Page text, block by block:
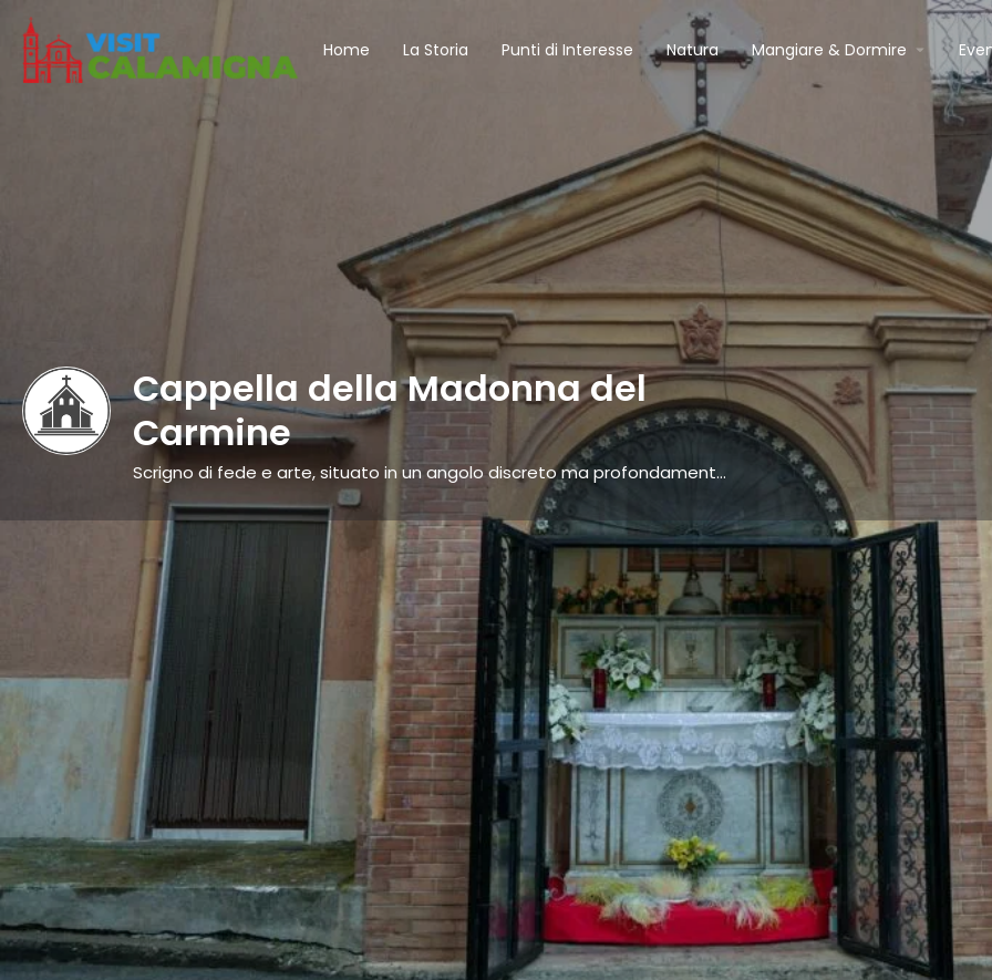
Home La Storia Punti di Interesse Natura Mangiare & Dormire
Cappella della Madonna del
Carmine
Scrigno di fede e arte, situato in un angolo discreto ma profondamente caro agli abitanti
DESCRIZIONE
Benvenuti alla Cappella della Madonna del Carmine ,scrigno di fede e
arte
un angolo discreto ma profondamente caroagli abitanti
di Ventimiglia di Sicilia. Sebbene di dimensioni modeste, questa cappella è
cuore pulsante delle celebrazioni dedicate alla Madonna del Carmelo,
ancora oggi vissute con intensa partecipazione dalla comunità locale.
Edificata nella prima metà del Novecento , la cappella custodisce
un’opera d’arte di grande valore devozionale e artistico
: un
dipinto
ottocentescoraffigurante la Madonna del Carmelo. La Vergine, avvolta in
solenni panneggi, appare con il Bambino in braccio, secondo la tipica
iconografia carmelitana, mentre mostra lo scapolare – il piccolo abitino
simbolo dell’Ordine Carmelitano.
Leggi di più
AUDIO GUIDA
Audio
Player
00:00
Audio
Player
00:00
Audio
Player
00:00
Audio
Player
00:00
Audio
Player
00:00